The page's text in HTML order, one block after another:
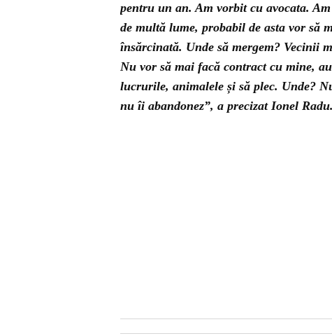
pentru un an. Am vorbit cu avocata.
de multă lume, probabil de asta vor să
însărcinată. Unde să mergem? Vecinii
Nu vor să mai facă contract cu mine,
lucrurile, animalele și să plec. Unde?
nu îi abandonez”, a precizat Ionel Radu.